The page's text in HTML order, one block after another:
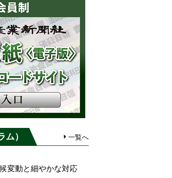
） 一覧へ
変動と細やかな対応